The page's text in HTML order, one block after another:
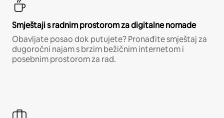
Smještaji s radnim prostorom za digitalne nomade
Obavljate posao dok putujete? Pronađite smještaj za
dugoročni najam s brzim bežičnim internetom i
posebnim prostorom za rad.